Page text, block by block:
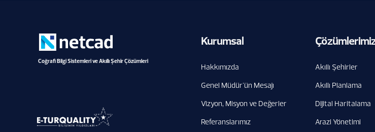
Coğrafi Bilgi Sistemleri ve Akıllı Şehir Çözümleri
Kurumsal
Hakkımızda
Genel Müdür'ün Mesajı
Vizyon, Misyon ve Değerler
Referanslarımız
Akıllı Şehirler
Akıllı Planlama
Dijital Haritalama
Arazi Yönetimi